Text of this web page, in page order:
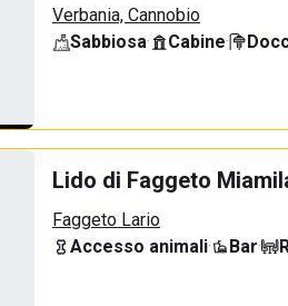
Verbania, Cannobio
Sabbiosa· Cabine·
Lido di Faggeto
Faggeto Lario
Accesso animali· Bar·